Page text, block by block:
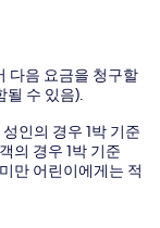
다음 요금을 청구할
될 수 있음).
인의 경우 1박 기준
의 경우 1박 기준
만 어린이에게는 적